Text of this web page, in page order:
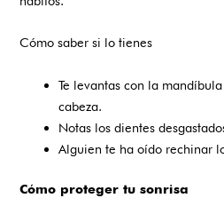
Cómo saber si lo tienes
Te levantas con la
cabeza.
Notas los dientes
Alguien te ha oído rechinar
Cómo proteger tu sonrisa